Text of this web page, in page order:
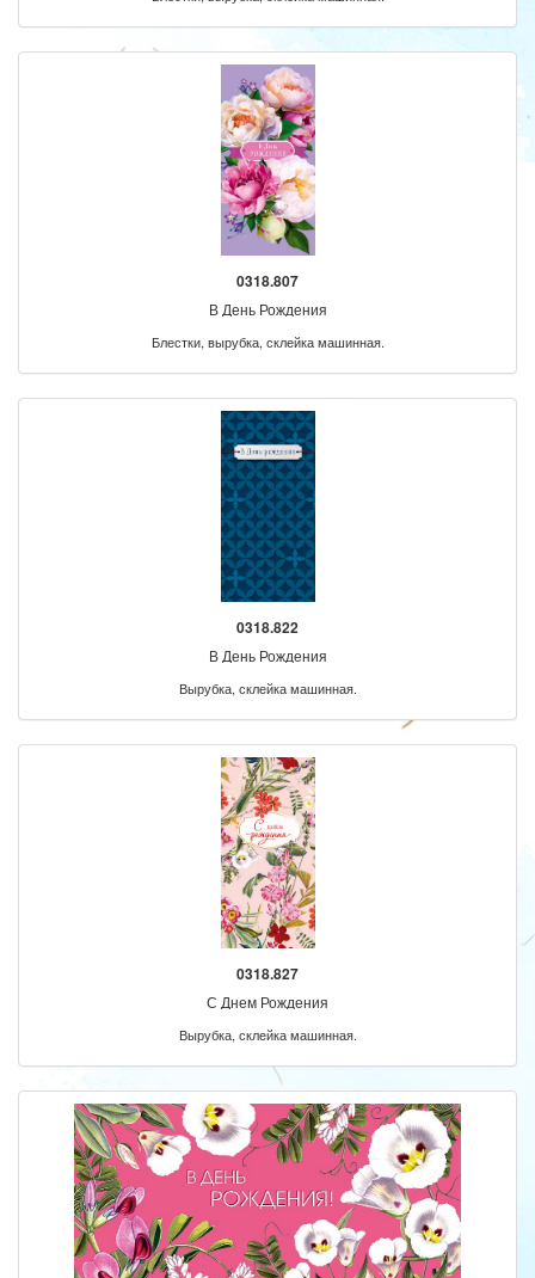
0318.807
В День Рождения
Блестки, вырубка, склейка машинная.
0318.822
В День Рождения
Вырубка, склейка машинная.
0318.827
С Днем Рождения
Вырубка, склейка машинная.